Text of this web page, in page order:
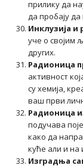
прилику да
да пробају
Инклузија и
уче о својим
других.
Радионица
активност
су хемија,
ваш први
Радионица
подучава
како да
куће али и
Изградња